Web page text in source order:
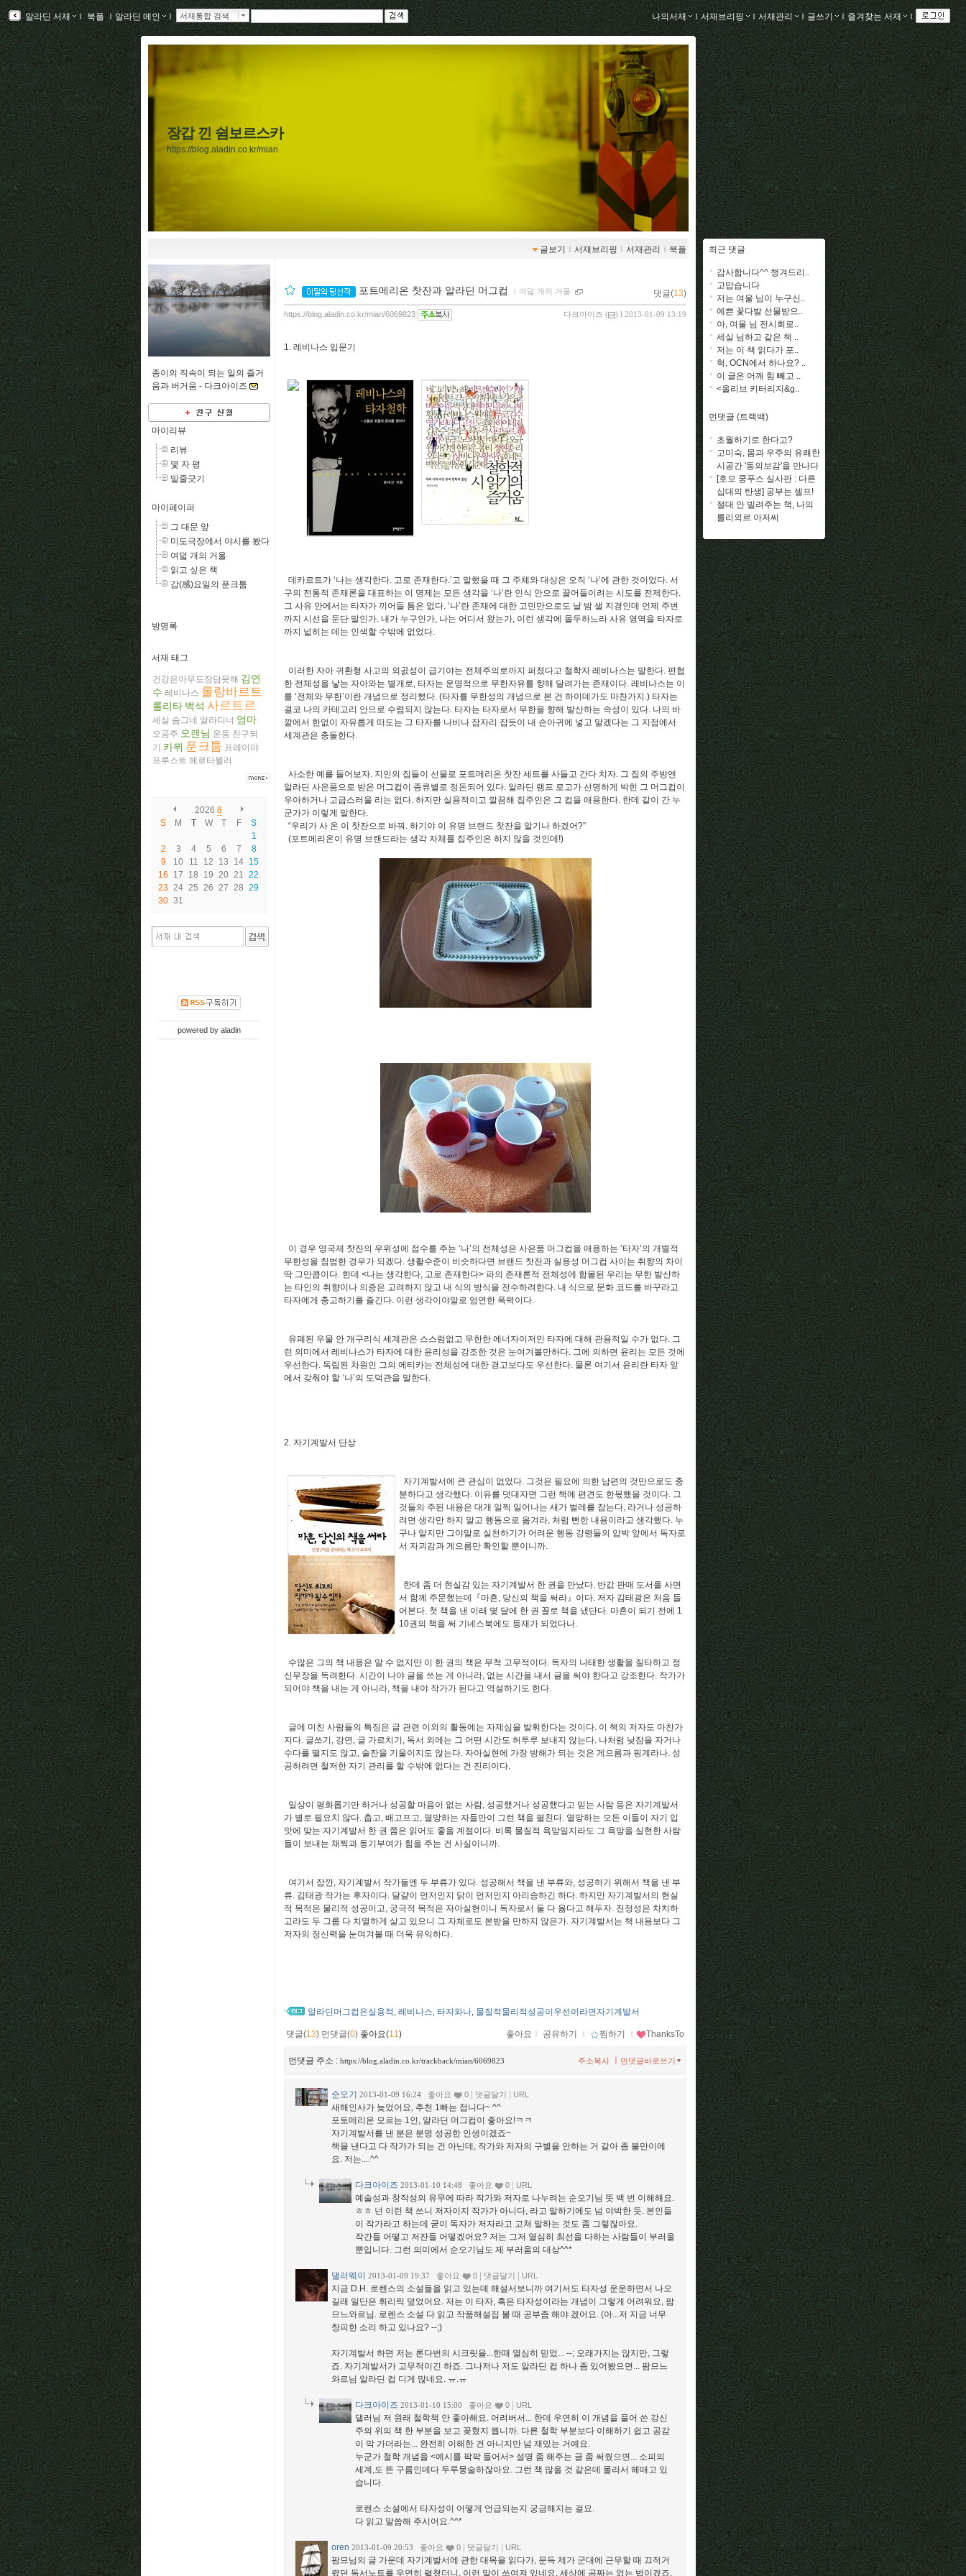
알라딘 서재 ｌ 북플 ｌ알라딘 메인 ｌ 서재통합 검색 나의서재 ｌ서재브리핑 ｌ서재관리 ｌ 글쓰기 ｌ즐겨찾는 서재 ｌ
장갑 낀 쉼보르스카
https://blog.aladin.co.kr/mian
글보기 ｌ 서재브리핑 ｌ 서재관리 ｌ 북플
종이의 직속이 되는 일의 즐거
움과 버거움 - 다크아이즈
마이리뷰
리뷰
몇 자 평
밑줄긋기
마이페이퍼
그 대문 앞
미도극장에서 야시를 봤다
여덟 개의 거울
읽고 싶은 책
감(感)요일의 푼크툼
방명록
서재 태그
건강은아무도장담못해 김연
수 레비나스 롤랑바르트
롤리타 백석 사르트르
세실 숨그네 알라디너 엄마
오공주 오렌님 운동 친구되
기 카뮈 푼크툼 프레이야
프루스트 헤르타뮐러
2026 8
S
M T W T F
S
1
2
3 4 5 6 7
8
9
10 11 12 13 14 15
16
17 18 19 20 21
22
23 24 25 26 27 28 29
30 31
powered by aladin
포트메리온 찻잔과 알라딘 머그컵 ｌ 여덟 개의 거울 댓글(13)
다크아이즈 ( ) l 2013-01-09 13:19
https://blog.aladin.co.kr/mian/6069823
1. 레비나스 입문기
데카르트가 ‘나는 생각한다. 고로 존재한다.’고 말했을 때 그 주체와 대상은 오직 ‘나’에 관한 것이었다. 서
구의 전통적 존재론을 대표하는 이 명제는 모든 생각을 ‘나’란 인식 안으로 끌어들이려는 시도를 전제한다.
그 사유 안에서는 타자가 끼어들 틈은 없다. ‘나’란 존재에 대한 고민만으로도 날 밤 샐 지경인데 언제 주변
까지 시선을 둔단 말인가. 내가 누구인가, 나는 어디서 왔는가, 이런 생각에 몰두하느라 사유 영역을 타자로
까지 넓히는 데는 인색할 수밖에 없었다.
이러한 자아 귀환형 사고의 외곬성이 급기야는 전체주의로까지 퍼졌다고 철학자 레비나스는 말한다. 편협
한 전체성을 낳는 자아와는 별개로, 타자는 운명적으로 무한자유를 향해 달려가는 존재이다. 레비나스는 이
를 ‘전체와 무한’이란 개념으로 정리했다. (타자를 무한성의 개념으로 본 건 하이데가도 마찬가지.) 타자는
결코 나의 카테고리 안으로 수렴되지 않는다. 타자는 타자로서 무한을 향해 발산하는 속성이 있다. 나의 바
깥에서 한없이 자유롭게 떠도는 그 타자를 나비나 잠자리 잡듯이 내 손아귀에 넣고 말겠다는 그 지점에서
세계관은 충돌한다.
사소한 예를 들어보자. 지인의 집들이 선물로 포트메리온 찻잔 세트를 사들고 간다 치자. 그 집의 주방엔
알라딘 사은품으로 받은 머그컵이 종류별로 정돈되어 있다. 알라딘 램프 로고가 선명하게 박힌 그 머그컵이
우아하거나 고급스러울 리는 없다. 하지만 실용적이고 깔끔해 집주인은 그 컵을 애용한다. 한데 같이 간 누
군가가 이렇게 말한다.
“우리가 사 온 이 찻잔으로 바꿔. 하기야 이 유명 브랜드 찻잔을 알기나 하겠어?”
(포트메리온이 유명 브랜드라는 생각 자체를 집주인은 하지 않을 것인데!)
이 경우 영국제 찻잔의 우위성에 점수를 주는 ‘나’의 전체성은 사은품 머그컵을 애용하는 ‘타자’의 개별적
무한성을 침범한 경우가 되겠다. 생활수준이 비슷하다면 브랜드 찻잔과 실용성 머그컵 사이는 취향의 차이
딱 그만큼이다. 한데 <나는 생각한다, 고로 존재한다> 파의 존재론적 전체성에 함몰된 우리는 무한 발산하
는 타인의 취향이나 의중은 고려하지 않고 내 식의 방식을 전수하려한다. 내 식으로 문화 코드를 바꾸라고
타자에게 충고하기를 즐긴다. 이런 생각이야말로 엄연한 폭력이다.
유폐된 우물 안 개구리식 세계관은 스스럼없고 무한한 에너자이저인 타자에 대해 관용적일 수가 없다. 그
런 의미에서 레비나스가 타자에 대한 윤리성을 강조한 것은 눈여겨볼만하다. 그에 의하면 윤리는 모든 것에
우선한다. 독립된 차원인 그의 에티카는 전체성에 대한 경고보다도 우선한다. 물론 여기서 윤리란 타자 앞
에서 갖춰야 할 ‘나’의 도덕관을 말한다.
2. 자기계발서 단상
자기계발서에 큰 관심이 없었다. 그것은 필요에 의한 남편의 것만으로도 충
분하다고 생각했다. 이유를 덧대자면 그런 책에 편견도 한몫했을 것이다. 그
것들의 주된 내용은 대개 일찍 일어나는 새가 벌레를 잡는다, 라거나 성공하
려면 생각만 하지 말고 행동으로 옮겨라, 처럼 뻔한 내용이라고 생각했다. 누
구나 알지만 그야말로 실천하기가 어려운 행동 강령들의 압박 앞에서 독자로
서 자괴감과 게으름만 확인할 뿐이니까.
한데 좀 더 현실감 있는 자기계발서 한 권을 만났다. 반값 판매 도서를 사면
서 함께 주문했는데『마흔, 당신의 책을 써라』이다. 저자 김태광은 처음 들
어본다. 첫 책을 낸 이래 몇 달에 한 권 꼴로 책을 냈단다. 마흔이 되기 전에 1
10권의 책을 써 기네스북에도 등재가 되었다나.
수많은 그의 책 내용은 알 수 없지만 이 한 권의 책은 무척 고무적이다. 독자의 나태한 생활을 질타하고 정
신무장을 독려한다. 시간이 나야 글을 쓰는 게 아니라, 없는 시간을 내서 글을 써야 한다고 강조한다. 작가가
되어야 책을 내는 게 아니라, 책을 내야 작가가 된다고 역설하기도 한다.
글에 미친 사람들의 특징은 글 관련 이외의 활동에는 자제심을 발휘한다는 것이다. 이 책의 저자도 마찬가
지다. 글쓰기, 강연, 글 가르치기, 독서 외에는 그 어떤 시간도 허투루 보내지 않는다. 나처럼 낮잠을 자거나
수다를 떨지도 않고, 술잔을 기울이지도 않는다. 자아실현에 가장 방해가 되는 것은 게으름과 핑계라나. 성
공하려면 철저한 자기 관리를 할 수밖에 없다는 건 진리이다.
일상이 평화롭기만 하거나 성공할 마음이 없는 사람, 성공했거나 성공했다고 믿는 사람 등은 자기계발서
가 별로 필요치 않다. 춥고, 배고프고, 열망하는 자들만이 그런 책을 펼친다. 열망하는 모든 이들이 자기 입
맛에 맞는 자기계발서 한 권 쯤은 읽어도 좋을 계절이다. 비록 물질적 욕망일지라도 그 욕망을 실현한 사람
들이 보내는 채찍과 동기부여가 힘을 주는 건 사실이니까.
여기서 잠깐, 자기계발서 작가들엔 두 부류가 있다. 성공해서 책을 낸 부류와, 성공하기 위해서 책을 낸 부
류. 김태광 작가는 후자이다. 달걀이 먼저인지 닭이 먼저인지 아리송하긴 하다. 하지만 자기계발서의 현실
적 목적은 물리적 성공이고, 궁극적 목적은 자아실현이니 독자로서 둘 다 옳다고 해두자. 진정성은 차치하
고라도 두 그룹 다 치열하게 살고 있으니 그 자체로도 본받을 만하지 않은가. 자기계발서는 책 내용보다 그
저자의 정신력을 눈여겨볼 때 더욱 유익하다.
알라딘머그컵은실용적 , 레비나스, 타자와나, 물질적물리적성공이우선이라면자기계발서
댓글(13) 먼댓글(0) 좋아요(11) 좋아요 ｌ 공유하기 ｌ 찜하기 ｌ ThanksTo
먼댓글 주소 : https://blog.aladin.co.kr/trackback/mian/6069823 먼댓글바로쓰기
주소복사
순오기 2013-01-09 16:24 좋아요 0 댓글달기 URL
새해인사가 늦었어요, 추천 1빠는 접니다~ ^^
포토메리온 모르는 1인, 알라딘 머그컵이 좋아요!ㅋㅋ
자기계발서를 낸 분은 분명 성공한 인생이겠죠~
책을 낸다고 다 작가가 되는 건 아닌데, 작가와 저자의 구별을 안하는 거 같아 좀 불만이에
요. 저는....^^
다크아이즈 2013-01-10 14:48 좋아요 0 URL
예술성과 창작성의 유무에 따라 작가와 저자로 나누려는 순오기님 뜻 백 번 이해해요.
ㅎㅎ 넌 이런 책 쓰니 저자이지 작가가 아니다, 라고 말하기에도 넘 야박한 듯. 본인들
이 작가라고 하는데 굳이 독자가 저자라고 고쳐 말하는 것도 좀 그렇잖아요.
작간들 어떻고 저잔들 어떻겠어요? 저는 그저 열심히 최선을 다하는 사람들이 부러울
뿐입니다. 그런 의미에서 순오기님도 제 부러움의 대상^^*
댈러웨이 2013-01-09 19:37 좋아요 0 댓글달기 URL
지금 D.H. 로렌스의 소설들을 읽고 있는데 해설서보니까 여기서도 타자성 운운하면서 나오
길래 일단은 휘리릭 덮었어요. 저는 이 타자, 혹은 타자성이라는 개념이 그렇게 어려워요, 팜
므느와르님. 로렌스 소설 다 읽고 작품해설집 볼 때 공부좀 해야 겠어요. (아...저 지금 너무
창피한 소리 하고 있나요? --;)
자기계발서 하면 저는 론다번의 시크릿을...한때 열심히 믿었... --; 오래가지는 않지만, 그렇
죠. 자기계발서가 고무적이긴 하죠. 그나저나 저도 알라딘 컵 하나 좀 있어봤으면... 팜므느
와르님 알라딘 컵 디게 많네요. ㅠ.ㅠ
다크아이즈 2013-01-10 15:00 좋아요 0 URL
댈러님 저 원래 철학책 안 좋아해요. 어려버서... 한데 우연히 이 개념을 풀어 쓴 강신
주의 위의 책 한 부분을 보고 꽂혔지 뭡니까. 다른 철학 부분보다 이해하기 쉽고 공감
이 막 가더라는... 완전히 이해한 건 아니지만 넘 재밌는 거예요.
누군가 철학 개념을 <예시를 팍팍 들어서> 설명 좀 해주는 글 좀 써줬으면... 소피의
세계,도 뜬 구름인데다 두루뭉술하잖아요. 그런 책 많을 것 같은데 몰라서 헤매고 있
습니다.
로렌스 소설에서 타자성이 어떻게 언급되는지 궁금해지는 걸요.
다 읽고 말씀해 주시어요.^^*
oren 2013-01-09 20:53 좋아요 0 댓글달기 URL
팜므님의 글 가운데 자기계발서에 관한 대목을 읽다가, 문득 제가 군대에 근무할 때 끄적거
렸던 독서노트를 우연히 펼쳤더니, 이런 말이 쓰여져 있네요. 세상에 공짜는 없는 법이겠죠.
최근 댓글
감사합니다^^ 챙겨드리..
고맙습니다
저는 여울 님이 누구신..
예쁜 꽃다발 선물받으..
아, 여울 님 전시회로..
세실 님하고 같은 책 ..
저는 이 책 읽다가 포..
헉, OCN에서 하나요? ..
이 글은 어깨 힘 빼고 ..
<올리브 키터리지&g..
먼댓글 (트랙백)
초월하기로 한다고?
고미숙, 몸과 우주의 유쾌한
시공간 '동의보감'을 만나다
[호모 쿵푸스 실사판 : 다른
십대의 탄생] 공부는 셀프!
절대 안 빌려주는 책, 나의
를리외르 아저씨